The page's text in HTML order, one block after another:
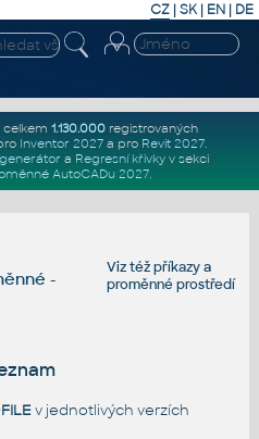
CZ | SK| EN | DE
celkem 1.130.000registrovaných
Inventor 2027a pro Revit 2027.
a Regresní křivkyv sekci
AutoCADu 2027.
Viz téžpříkazya
proměnné prostředí
-
v jednotlivých verzích